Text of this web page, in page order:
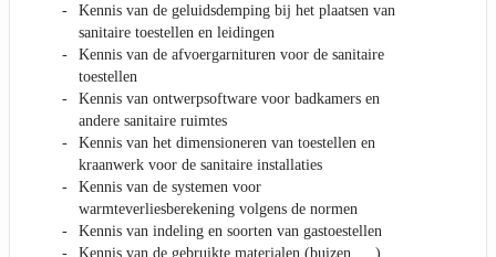
Kennis van de geluidsdemping bij het plaatsen van
sanitaire toestellen en leidingen
Kennis van de afvoergarnituren voor de sanitaire
toestellen
Kennis van ontwerpsoftware voor badkamers en
andere sanitaire ruimtes
Kennis van het dimensioneren van toestellen en
kraanwerk voor de sanitaire installaties
Kennis van de systemen voor
warmteverliesberekening volgens de normen
Kennis van indeling en soorten van gastoestellen
Kennis van de gebruikte materialen (buizen, …)